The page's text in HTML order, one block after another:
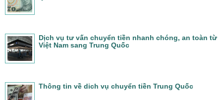
Dịch vụ tư vấn chuyển tiền nhanh chóng, an toàn từ
Việt Nam sang Trung Quốc
Thông tin về dich vụ chuyển tiền Trung Quốc